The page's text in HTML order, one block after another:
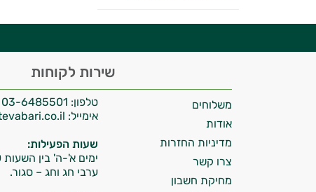
שירות לקוחות
טלפון: 03-6485501
אימייל:
שעות הפעילות:
ימים א'-ה' בין השעות 09:00-15:00
ערבי חג וחג – סגור.
משלוחים
אודות
מדיניות החזרות
צרו קשר
מחיקת חשבון
התשובות שלי מבוססות על מאגרי מידע קליניים
וספרות מקצועית בתחומי הרפואה הטבעית
ותזונת הספורט.
אני כאן כדי לעזור לך להתאים את תוספי
התזונה ומוצרי הבריאות המדויקים למטרות